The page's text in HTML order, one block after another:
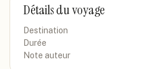
Détails du voyage
Destination
Durée
Note auteur